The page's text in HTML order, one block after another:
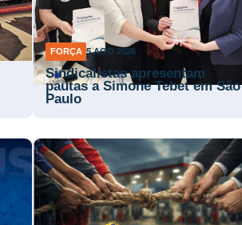
FORÇA 5 AGO 2026
Sindicalistas apresentam
pautas a Simone Tebet em São
Paulo